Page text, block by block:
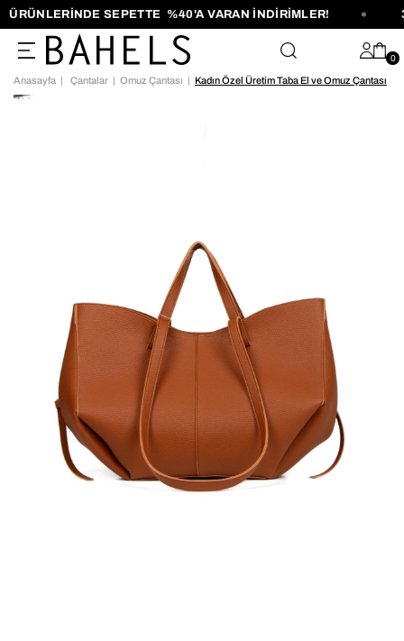
SEPETTE %40'A VARAN İNDİRİMLER!
0
Anasayfa Çantalar Omuz Çantası Kadın Özel Üretim Taba El ve Omuz Çantası